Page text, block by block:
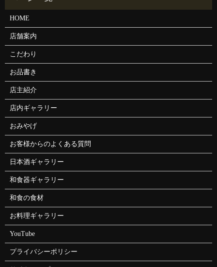
HOME
店舗案内
こだわり
お品書き
店主紹介
店内ギャラリー
おみやげ
お客様からのよくある質問
日本酒ギャラリー
和食器ギャラリー
和食の食材
お料理ギャラリー
YouTube
プライバシーポリシー